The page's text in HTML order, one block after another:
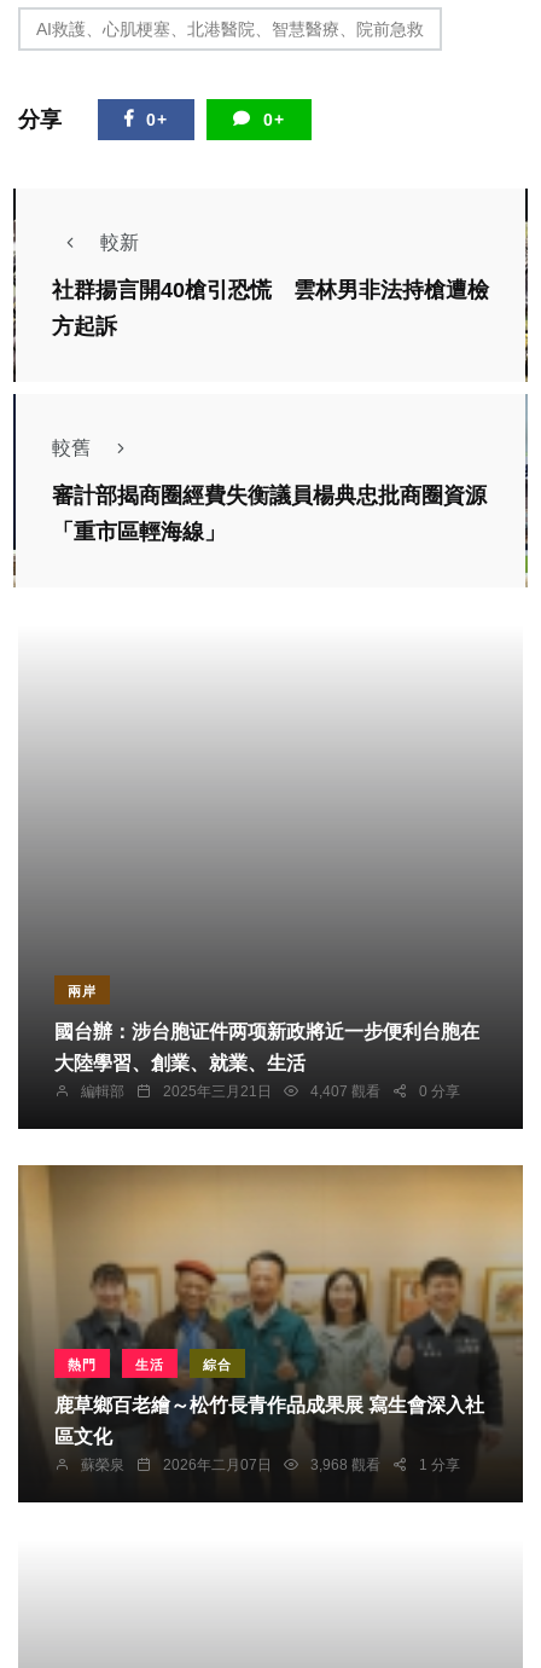
AI救護、心肌梗塞、北港醫院、智慧醫療、院前急救
分享 0+ 0+
較新
社群揚言開40槍引恐慌 雲林男非法持槍遭檢
方起訴
較舊
審計部揭商圈經費失衡議員楊典忠批商圈資源
「重市區輕海線」
兩岸
國台辦：涉台胞证件两项新政將近一步便利台胞在
大陸學習、創業、就業、生活
編輯部 2025年三月21日 4,407 觀看 0 分享
熱門 生活 綜合
鹿草鄉百老繪～松竹長青作品成果展 寫生會深入社
區文化
蘇榮泉 2026年二月07日 3,968 觀看 1 分享